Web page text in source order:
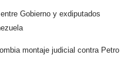
Gobierno y exdiputados
montaje judicial contra Petro